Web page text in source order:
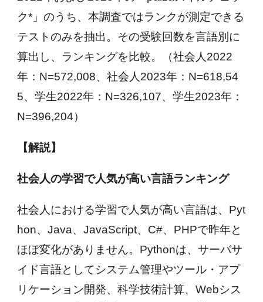
ク*」のうち、本調査ではランクが測定できる
テストのみを抽出。その受験回数を言語別に
算出し、ランキングを比較。（社会人2022
年：N=572,008、社会人2023年：N=618,54
5、学生2022年：N=326,107、学生2023年：
N=396,204）
【解説】
社会人の学習で人気が高い言語ランキング
社会人における学習で人気が高い言語は、Pyt
hon、Java、JavaScript、C#、PHPで昨年と
ほぼ変化がありません。Pythonは、サーバサ
イド言語としてシステム管理やツール・アプ
リケーション開発、科学技術計算、Webシス